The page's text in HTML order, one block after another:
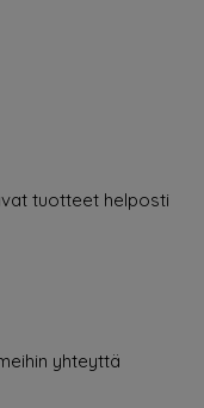
tuotteet helposti
yhteyttä